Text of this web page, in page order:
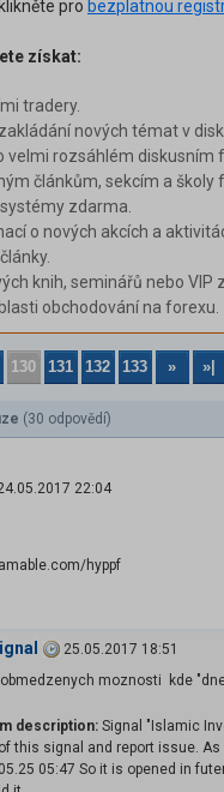
pro bezplatnou
získat:
tradery.
nových témat v
velmi rozsáhlém diskusním
článkům, sekcím a školy
zdarma.
o nových akcích a
knih, seminářů nebo VIP
obchodování na forexu.
130 131 132 133 » »|
(30 odpovědí)
22:04
hyppf
25.05.2017 18:51
moznosti kde
description: Signal "Islamic
this signal and report issue.
05:47 So it is opened in